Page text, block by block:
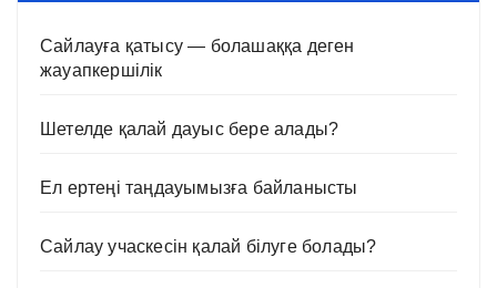
Сайлауға қатысу — болашаққа деген
жауапкершілік
Шетелде қалай дауыс бере алады?
Ел ертеңі таңдауымызға байланысты
Сайлау учаскесін қалай білуге болады?